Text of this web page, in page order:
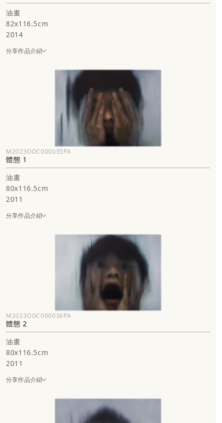
油畫
82x116.5cm
2014
分享作品介紹
M2023OOC000035PA
體態 1
油畫
80x116.5cm
2011
分享作品介紹
M2023OOC000036PA
體態 2
油畫
80x116.5cm
2011
分享作品介紹